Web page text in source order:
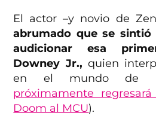
El actor –y novio de
abrumado que se
audicionar esa
Downey Jr., quien
en el mundo de
próximamente
Doom al MCU).